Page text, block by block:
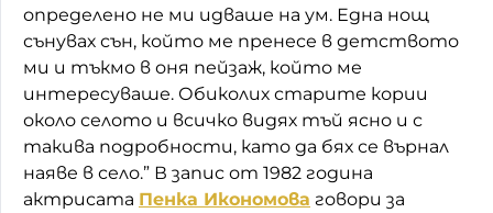
определено не ми идваше на ум. Една нощ
сънувах сън, който ме пренесе в детството
ми и тъкмо в оня пейзаж, който ме
интересуваше. Обиколих старите кории
около селото и всичко видях тъй ясно и с
такива подробности, като да бях се върнал
наяве в село.” В запис от 1982 година
актрисата Пенка Икономова говори за